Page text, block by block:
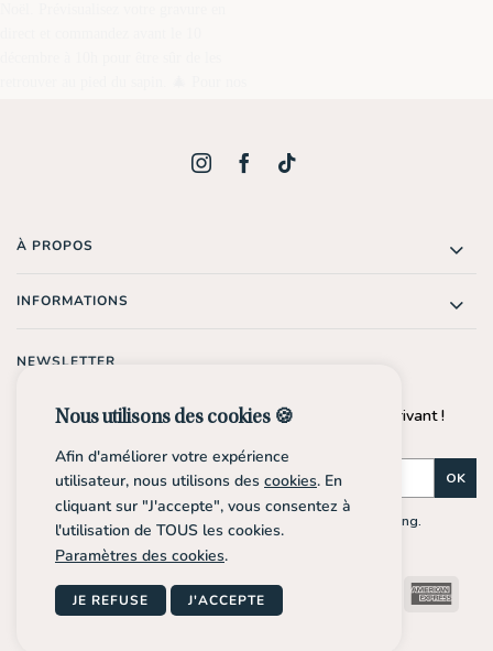
À PROPOS
INFORMATIONS
NEWSLETTER
Profite de -10%* sur ta prochaine commande en t'inscrivant !
OK
En m'inscrivant, j'accepte de recevoir des e-mails marketing.
Klarna Bancontact
Visa PayPal MasterCard
Stripe
Nous utilisons des cookies 🍪
Afin d'améliorer votre expérience
utilisateur, nous utilisons des cookies. En
cliquant sur "J'accepte", vous consentez à
l'utilisation de TOUS les cookies.
Paramètres des cookies.
JE REFUSE J'ACCEPTE